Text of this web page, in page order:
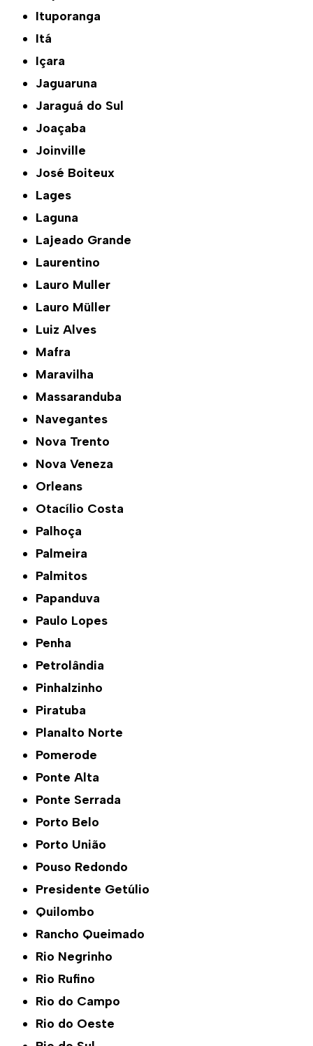
Ituporanga
Itá
Içara
Jaguaruna
Jaraguá do Sul
Joaçaba
Joinville
José Boiteux
Lages
Laguna
Lajeado Grande
Laurentino
Lauro Muller
Lauro Müller
Luiz Alves
Mafra
Maravilha
Massaranduba
Navegantes
Nova Trento
Nova Veneza
Orleans
Otacílio Costa
Palhoça
Palmeira
Palmitos
Papanduva
Paulo Lopes
Penha
Petrolândia
Pinhalzinho
Piratuba
Planalto Norte
Pomerode
Ponte Alta
Ponte Serrada
Porto Belo
Porto União
Pouso Redondo
Presidente Getúlio
Quilombo
Rancho Queimado
Rio Negrinho
Rio Rufino
Rio do Campo
Rio do Oeste